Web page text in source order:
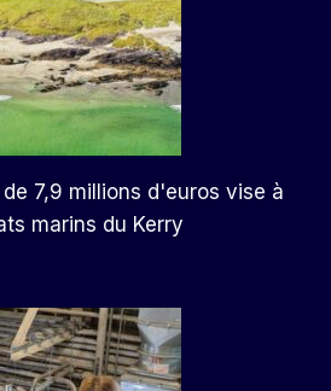
7,9 millions d'euros vise à
marins du Kerry